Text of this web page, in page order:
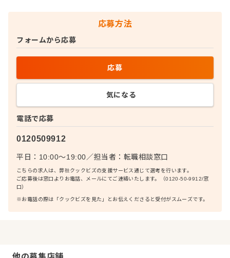
応募方法
電話で応募
0120509912
平日：10:00〜19:00／担当者： 転職相談窓口
こちらの求人は、弊社クックビズの支援サービス通じて選考を行います。
ご応募後は窓口よりお電話、メールにてご連絡いたします。（0120-50-9912/窓
口）
※お電話の際は「クックビズを見た」とお伝えくださると受付がスムーズです。
フォームから応募
応募
気になる